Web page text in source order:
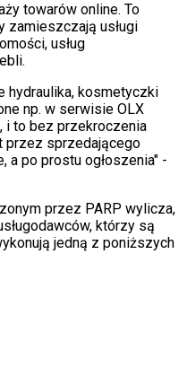
towarów online. To
zamieszczają usługi
usług
hydraulika, kosmetyczki
np. w serwisie OLX
i to bez przekroczenia
przez sprzedającego
a po prostu ogłoszenia" -
przez PARP wylicza,
którzy są
jedną z poniższych